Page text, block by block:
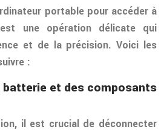
portable pour accéder à
une opération délicate qui
et de la précision. Voici les
:
batterie et des composants
il est crucial de déconnecter